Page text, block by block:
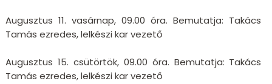
Augusztus 11. vasárnap, 09.00 óra. Bemutatja: Takács
Tamás ezredes, lelkészi kar vezető
Augusztus 15. csütörtök, 09.00 óra. Bemutatja: Takács
Tamás ezredes, lelkészi kar vezető